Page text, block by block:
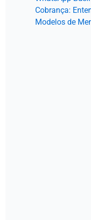
Cobrança:
Modelos de